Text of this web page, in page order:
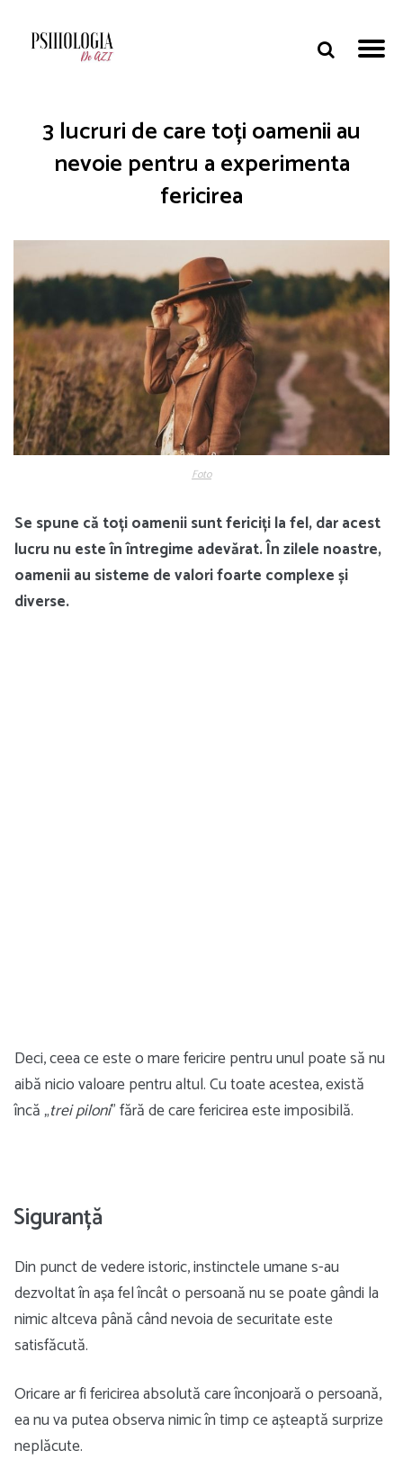
3 lucruri de care toți oamenii au
nevoie pentru a experimenta
fericirea
Foto
Se spune că toți oamenii sunt fericiți la fel, dar acest
lucru nu este în întregime adevărat. În zilele noastre,
oamenii au sisteme de valori foarte complexe și
diverse.
Deci, ceea ce este o mare fericire pentru unul poate să nu
aibă nicio valoare pentru altul. Cu toate acestea, există
încă „trei piloni” fără de care fericirea este imposibilă.
Siguranță
Din punct de vedere istoric, instinctele umane s-au
dezvoltat în așa fel încât o persoană nu se poate gândi la
nimic altceva până când nevoia de securitate este
satisfăcută.
Oricare ar fi fericirea absolută care înconjoară o persoană,
ea nu va putea observa nimic în timp ce așteaptă surprize
neplăcute.